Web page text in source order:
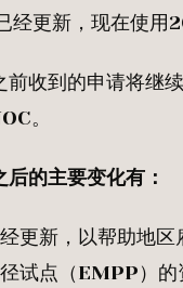
经更新，现在使用
前收到的申请将继
。
后的主要变化有：
更新，以帮助地区
试点（EMPP）